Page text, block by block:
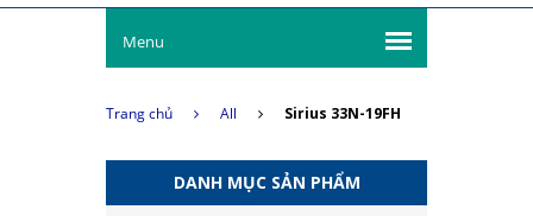
Menu
Trang chủ All Sirius 33N-19FH
DANH MỤC SẢN PHẨM